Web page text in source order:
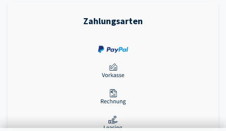
Zahlungsarten